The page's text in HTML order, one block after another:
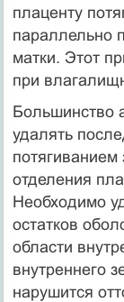
плаценту
параллельно
матки. Этот
при
Большинство
удалять
потягиванием
отделения
Необходимо
остатков
области
внутреннего
нарушится